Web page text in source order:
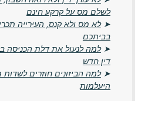
לשלם מס על קרקע חינם
➤לא מס ולא קנס, העירייה
בביתכם
➤למה לנעול את דלת הכניסה
דין חדש
➤למה הביזונים חוזרים
היעלמות